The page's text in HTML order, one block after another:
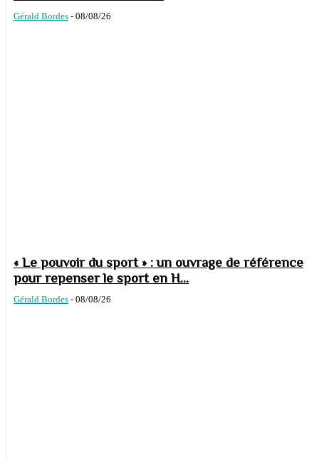
Gérald Bordes - 08/08/26
« Le pouvoir du sport » : un ouvrage de référence
pour repenser le sport en H...
Gérald Bordes - 08/08/26